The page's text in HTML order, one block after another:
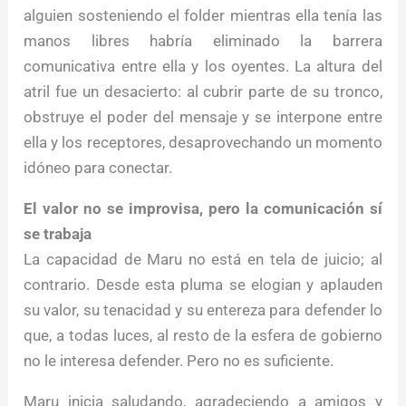
alguien sosteniendo el folder mientras ella tenía las
manos libres habría eliminado la barrera
comunicativa entre ella y los oyentes. La altura del
atril fue un desacierto: al cubrir parte de su tronco,
obstruye el poder del mensaje y se interpone entre
ella y los receptores, desaprovechando un momento
idóneo para conectar.
El valor no se improvisa, pero la comunicación sí
se trabaja
La capacidad de Maru no está en tela de juicio; al
contrario. Desde esta pluma se elogian y aplauden
su valor, su tenacidad y su entereza para defender lo
que, a todas luces, al resto de la esfera de gobierno
no le interesa defender. Pero no es suficiente.
Maru inicia saludando, agradeciendo a amigos y